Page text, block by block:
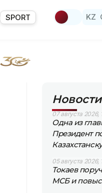
SPORT KZ
07 августа 2026,
Одна из
Президент
05 августа 2026,
Токаев
МСБ и